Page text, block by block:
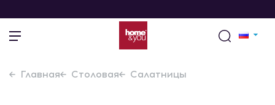
Главная Столовая Салатницы